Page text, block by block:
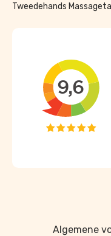
Tweedehands
Algemene